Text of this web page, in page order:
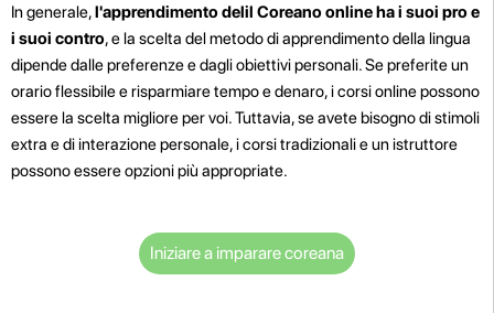
In generale,l'apprendimento delil Coreano online ha i suoi pro e
i suoi contro, e la scelta del metodo di apprendimento della lingua
dipende dalle preferenze e dagli obiettivi personali. Se preferite un
orario flessibile e risparmiare tempo e denaro, i corsi online possono
essere la scelta migliore per voi. Tuttavia, se avete bisogno di stimoli
extra e di interazione personale, i corsi tradizionali e un istruttore
possono essere opzioni più appropriate.
Iniziare a imparare coreana